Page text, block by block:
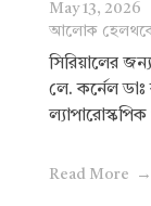
May 13, 2026
আলোক
সিরিয়ালের
লে. কর্নেল
Read More